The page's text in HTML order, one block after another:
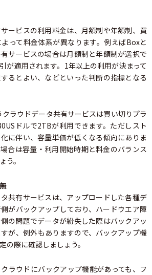
ービスの利用料金は、月額制や年額制、買
って料金体系が異なります。例えばBoxと
サービスの場合は月額制と年額制が選択で
が適用されます。1年以上の利用が決まって
るとよい、などといった判断の指標となる
ラウドデータ共有サービスは買い切りプラ
ドルで2TBが利用できます。ただしスト
に伴い、容量単価が低くなる傾向にありま
合は容量・利用開始時期と料金のバランス
う。
共有サービスは、アップロードした各種デ
がバックアップしており、ハードウエア障
の問題でデータが紛失した際はバックアッ
が、例外もありますので、バックアップ機
の際に確認しましょう。
ラウドにバックアップ機能があっても、フ